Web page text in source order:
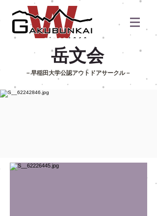
​岳文会
​－早稲田大学公認アウトドアサークル－